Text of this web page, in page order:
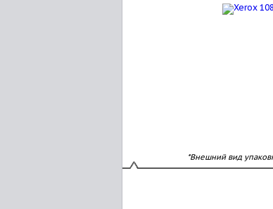
*Внешний вид